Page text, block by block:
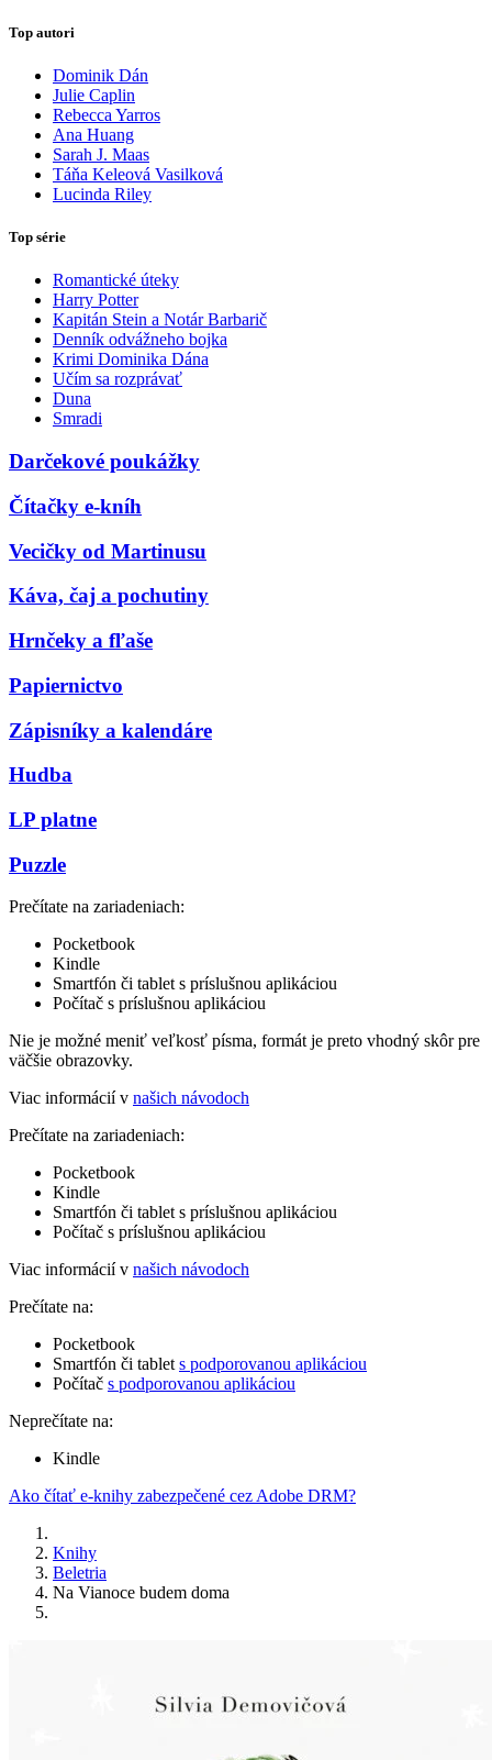
Top autori
Dominik Dán
Julie Caplin
Rebecca Yarros
Ana Huang
Sarah J. Maas
Táňa Keleová Vasilková
Lucinda Riley
Top série
Romantické úteky
Harry Potter
Kapitán Stein a Notár Barbarič
Denník odvážneho bojka
Krimi Dominika Dána
Učím sa rozprávať
Duna
Smradi
Darčekové poukážky
Čítačky e-kníh
Vecičky od Martinusu
Káva, čaj a pochutiny
Hrnčeky a fľaše
Papiernictvo
Zápisníky a kalendáre
Hudba
LP platne
Puzzle
Prečítate na zariadeniach:
Pocketbook
Kindle
Smartfón či tablet s príslušnou aplikáciou
Počítač s príslušnou aplikáciou
Nie je možné meniť veľkosť písma, formát je preto vhodný skôr pre
väčšie obrazovky.
Viac informácií v našich návodoch
Prečítate na zariadeniach:
Pocketbook
Kindle
Smartfón či tablet s príslušnou aplikáciou
Počítač s príslušnou aplikáciou
Viac informácií v našich návodoch
Prečítate na:
Pocketbook
Smartfón či tablet s podporovanou aplikáciou
Počítač s podporovanou aplikáciou
Neprečítate na:
Kindle
Ako čítať e-knihy zabezpečené cez Adobe DRM?
Knihy
Beletria
Na Vianoce budem doma